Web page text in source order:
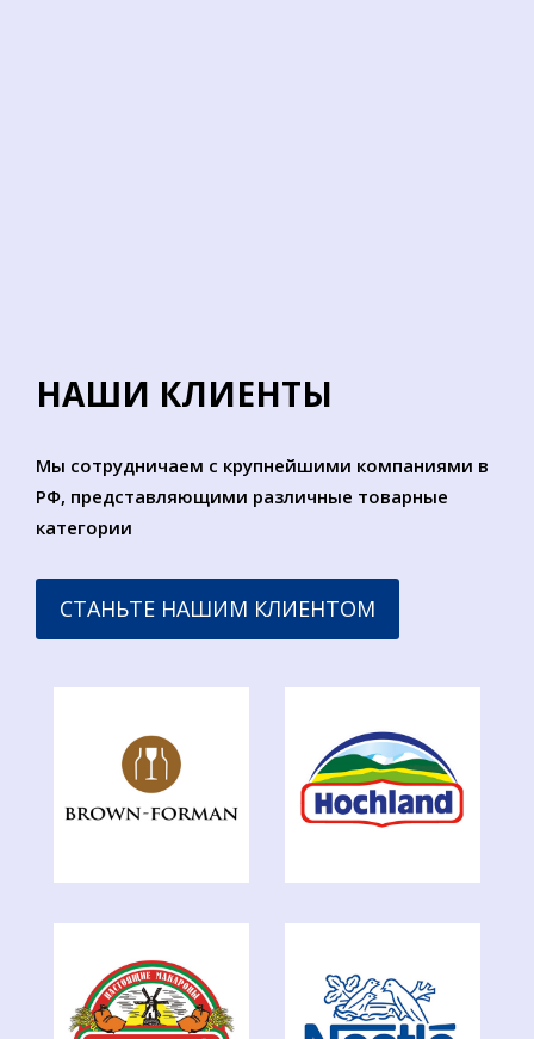
НАШИ КЛИЕНТЫ
Мы сотрудничаем с крупнейшими компаниями в
РФ, представляющими различные товарные
категории
СТАНЬТЕ НАШИМ КЛИЕНТОМ